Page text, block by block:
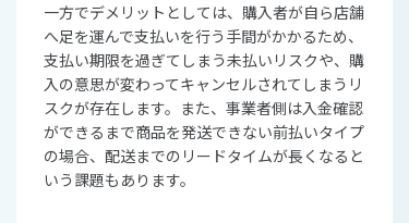
一方でデメリットとしては、購入者が自ら店舗
へ足を運んで支払いを行う手間がかかるため、
支払い期限を過ぎてしまう未払いリスクや、購
入の意思が変わってキャンセルされてしまうリ
スクが存在します。また、事業者側は入金確認
ができるまで商品を発送できない前払いタイプ
の場合、配送までのリードタイムが長くなると
いう課題もあります。